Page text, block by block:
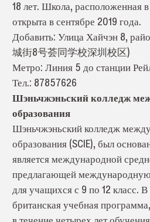
18 лет. Школа, расположенная
открыта в сентябре 2019 года.
Добавить: Улица Хайчэн 8,
城街8号荟同学校深圳校区)
Метро: Линия 5 до станции
Тел.: 87857626
Шэньчжэньский колледж
образования
Шэньчжэньский колледж
образования (SCIE), был
является международной
предлагающей
для учащихся с 9 по 12 класс.
британская учебная